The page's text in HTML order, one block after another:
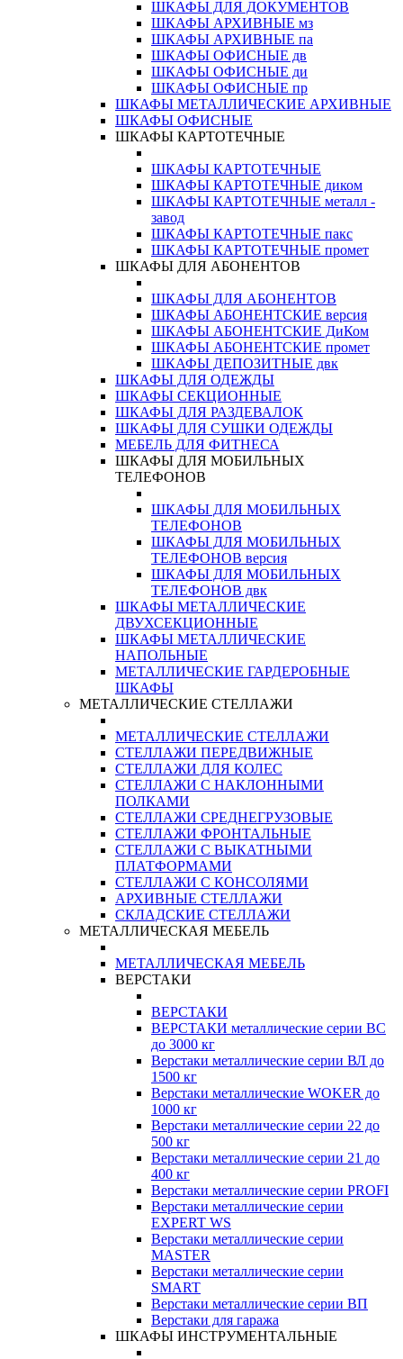
ШКАФЫ ДЛЯ ДОКУМЕНТОВ
ШКАФЫ АРХИВНЫЕ мз
ШКАФЫ АРХИВНЫЕ па
ШКАФЫ ОФИСНЫЕ дв
ШКАФЫ ОФИСНЫЕ ди
ШКАФЫ ОФИСНЫЕ пр
ШКАФЫ МЕТАЛЛИЧЕСКИЕ АРХИВНЫЕ
ШКАФЫ ОФИСНЫЕ
ШКАФЫ КАРТОТЕЧНЫЕ
ШКАФЫ КАРТОТЕЧНЫЕ
ШКАФЫ КАРТОТЕЧНЫЕ диком
ШКАФЫ КАРТОТЕЧНЫЕ металл -
завод
ШКАФЫ КАРТОТЕЧНЫЕ пакс
ШКАФЫ КАРТОТЕЧНЫЕ промет
ШКАФЫ ДЛЯ АБОНЕНТОВ
ШКАФЫ ДЛЯ АБОНЕНТОВ
ШКАФЫ АБОНЕНТСКИЕ версия
ШКАФЫ АБОНЕНТСКИЕ ДиКом
ШКАФЫ АБОНЕНТСКИЕ промет
ШКАФЫ ДЕПОЗИТНЫЕ двк
ШКАФЫ ДЛЯ ОДЕЖДЫ
ШКАФЫ СЕКЦИОННЫЕ
ШКАФЫ ДЛЯ РАЗДЕВАЛОК
ШКАФЫ ДЛЯ СУШКИ ОДЕЖДЫ
МЕБЕЛЬ ДЛЯ ФИТНЕСА
ШКАФЫ ДЛЯ МОБИЛЬНЫХ
ТЕЛЕФОНОВ
ШКАФЫ ДЛЯ МОБИЛЬНЫХ
ТЕЛЕФОНОВ
ШКАФЫ ДЛЯ МОБИЛЬНЫХ
ТЕЛЕФОНОВ версия
ШКАФЫ ДЛЯ МОБИЛЬНЫХ
ТЕЛЕФОНОВ двк
ШКАФЫ МЕТАЛЛИЧЕСКИЕ
ДВУХСЕКЦИОННЫЕ
ШКАФЫ МЕТАЛЛИЧЕСКИЕ
НАПОЛЬНЫЕ
МЕТАЛЛИЧЕСКИЕ ГАРДЕРОБНЫЕ
ШКАФЫ
МЕТАЛЛИЧЕСКИЕ СТЕЛЛАЖИ
МЕТАЛЛИЧЕСКИЕ СТЕЛЛАЖИ
СТЕЛЛАЖИ ПЕРЕДВИЖНЫЕ
СТЕЛЛАЖИ ДЛЯ КОЛЕС
СТЕЛЛАЖИ С НАКЛОННЫМИ
ПОЛКАМИ
СТЕЛЛАЖИ СРЕДНЕГРУЗОВЫЕ
СТЕЛЛАЖИ ФРОНТАЛЬНЫЕ
СТЕЛЛАЖИ С ВЫКАТНЫМИ
ПЛАТФОРМАМИ
СТЕЛЛАЖИ С КОНСОЛЯМИ
АРХИВНЫЕ СТЕЛЛАЖИ
СКЛАДСКИЕ СТЕЛЛАЖИ
МЕТАЛЛИЧЕСКАЯ МЕБЕЛЬ
МЕТАЛЛИЧЕСКАЯ МЕБЕЛЬ
ВЕРСТАКИ
ВЕРСТАКИ
ВЕРСТАКИ металлические серии ВС
до 3000 кг
Верстаки металлические серии ВЛ до
1500 кг
Верстаки металлические WOKER до
1000 кг
Верстаки металлические серии 22 до
500 кг
Верстаки металлические серии 21 до
400 кг
Верстаки металлические серии PROFI
Верстаки металлические серии
EXPERT WS
Верстаки металлические серии
MASTER
Верстаки металлические серии
SMART
Верстаки металлические серии ВП
Верстаки для гаража
ШКАФЫ ИНСТРУМЕНТАЛЬНЫЕ